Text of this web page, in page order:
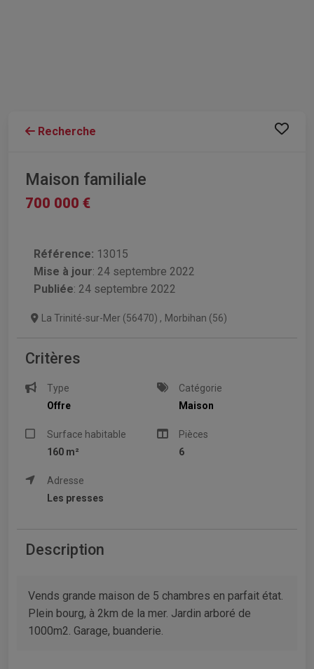
Recherche
Maison familiale
700 000 €
Référence: 13015
Mise à jour: 24 septembre 2022
Publiée: 24 septembre 2022
La Trinité-sur-Mer (56470) , Morbihan (56)
Critères
Type
Offre
Catégorie
Maison
Surface habitable
160 m²
Pièces
6
Adresse
Les presses
Description
Vends grande maison de 5 chambres en parfait état.
Plein bourg, à 2km de la mer. Jardin arboré de
1000m2. Garage, buanderie.